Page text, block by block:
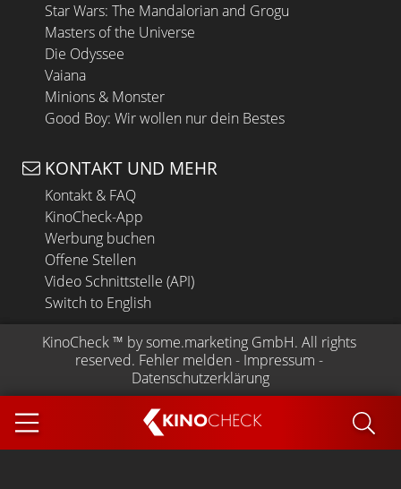
KINOCHECK
Star Wars: The Mandalorian and Grogu
Masters of the Universe
Die Odyssee
Vaiana
Minions & Monster
Good Boy: Wir wollen nur dein Bestes
KONTAKT UND MEHR
Kontakt & FAQ
KinoCheck-App
Werbung buchen
Offene Stellen
Video Schnittstelle (API)
Switch to English
KinoCheck ™ by some.marketing GmbH. All rights
reserved. Fehler melden - Impressum -
Datenschutzerklärung